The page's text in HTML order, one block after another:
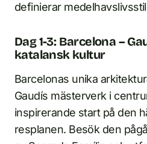
definierar
Dag 1-3: Barcelona –
katalansk kultur
Barcelonas unika
Gaudís mästerverk i
inspirerande start på den
resplanen. Besök den